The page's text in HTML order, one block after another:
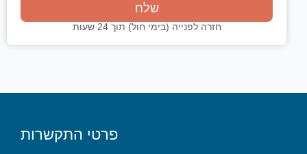
שלח
חזרה לפנייה (בימי חול) תוך 24 שעות
פרטי התקשרות